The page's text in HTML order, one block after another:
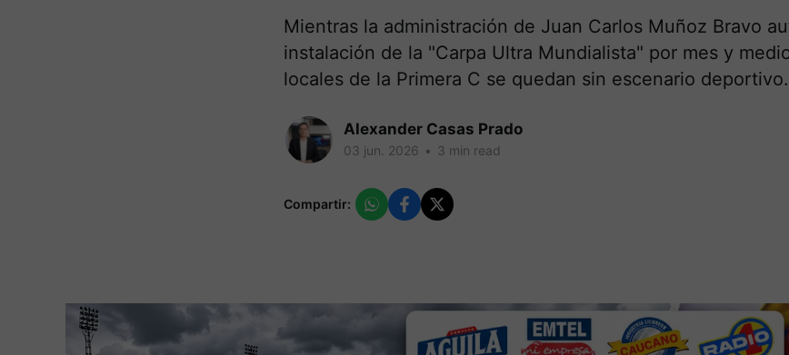
Mientras la administración de Juan Carlos Muñoz Bravo
instalación de la "Carpa Ultra Mundialista" por mes y
locales de la Primera C se quedan sin escenario deportivo.
Alexander Casas Prado
03 jun. 2026 • 3 min read
Compartir: